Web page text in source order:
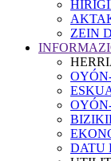
ZEIN
DATU